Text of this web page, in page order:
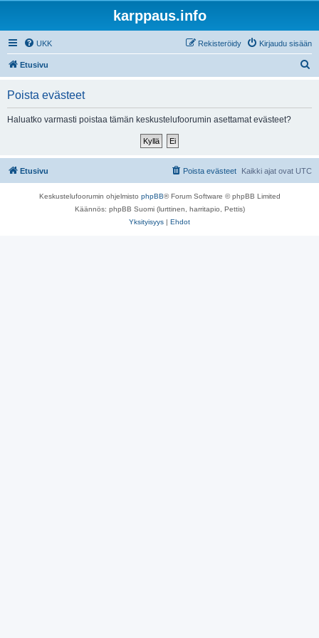
karppaus.info
UKK Kirjaudu sisään
Rekisteröidy
Etusivu
Poista evästeet
Haluatko varmasti poistaa tämän keskustelufoorumin asettamat evästeet?
Etusivu Kaikki ajat ovat UTC
Poista evästeet
Keskustelufoorumin ohjelmisto phpBB® Forum Software © phpBB Limited
Käännös: phpBB Suomi (lurttinen, harritapio, Pettis)
Yksityisyys | Ehdot